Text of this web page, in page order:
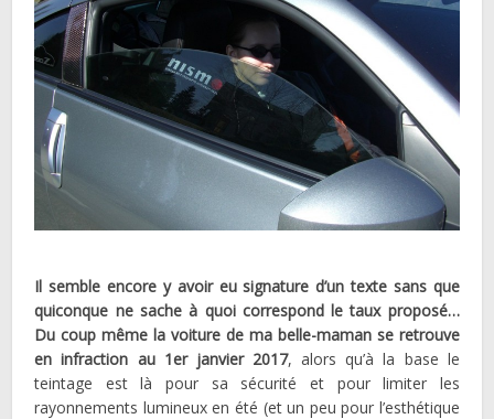
Il semble encore y avoir eu signature d’un texte sans que
quiconque ne sache à quoi correspond le taux proposé…
Du coup même la voiture de ma belle-maman se retrouve
en infraction au 1er janvier 2017, alors qu’à la base le
teintage est là pour sa sécurité et pour limiter les
rayonnements lumineux en été (et un peu pour l’esthétique